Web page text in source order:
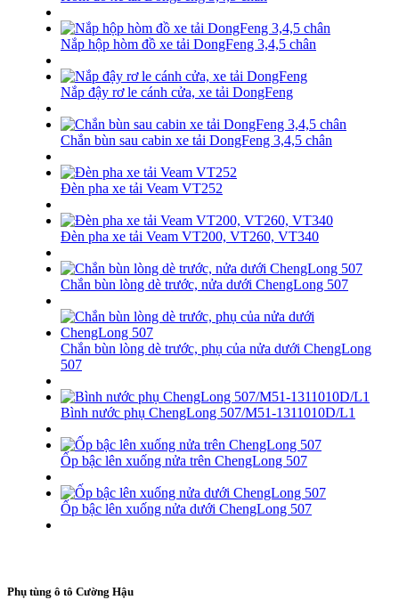
Nắp hộp hòm đồ xe tải DongFeng 3,4,5 chân
Nắp đậy rơ le cánh cửa, xe tải DongFeng
Chắn bùn sau cabin xe tải DongFeng 3,4,5 chân
Đèn pha xe tải Veam VT252
Đèn pha xe tải Veam VT200, VT260, VT340
Chắn bùn lòng dè trước, nửa dưới ChengLong 507
Chắn bùn lòng dè trước, phụ của nửa dưới ChengLong
507
Bình nước phụ ChengLong 507/M51-1311010D/L1
Ốp bậc lên xuống nửa trên ChengLong 507
Ốp bậc lên xuống nửa dưới ChengLong 507
Phụ tùng ô tô Cường Hậu